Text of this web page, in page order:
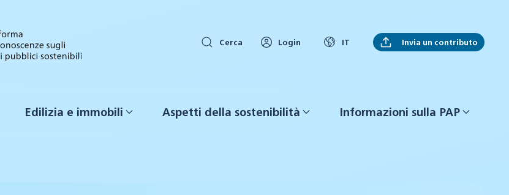
Cerca Login IT Invia un contributo
Edilizia e immobili Aspetti della sostenibilità Informazioni sulla PAP